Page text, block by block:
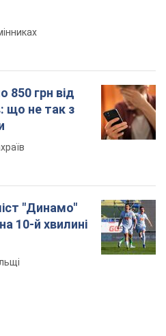
850 грн від
що не так з
"Динамо"
10-й хвилині